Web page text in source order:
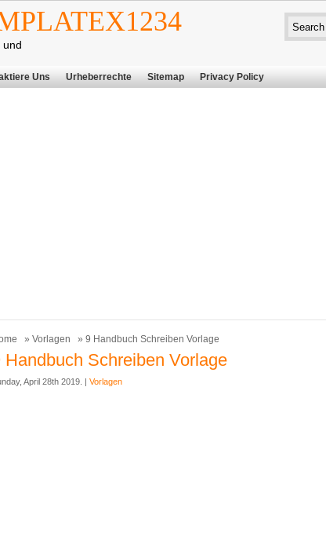
und
Uns Urheberrechte Sitemap Privacy Policy
» Vorlagen » 9 Handbuch Schreiben Vorlage
Handbuch Schreiben Vorlage
April 28th 2019. | Vorlagen